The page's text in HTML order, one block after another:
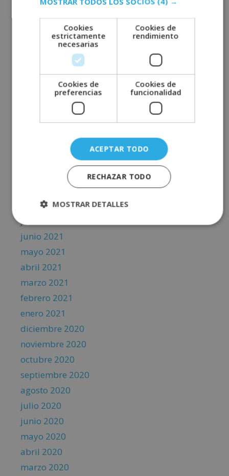
septiembre 2022
agosto 2022
julio 2022
abril 2022
marzo 2022
febrero 2022
diciembre 2021
noviembre 2021
octubre 2021
septiembre 2021
agosto 2021
julio 2021
junio 2021
mayo 2021
abril 2021
marzo 2021
febrero 2021
enero 2021
diciembre 2020
noviembre 2020
octubre 2020
septiembre 2020
agosto 2020
julio 2020
junio 2020
mayo 2020
abril 2020
marzo 2020
Cookies
estrictamente
necesarias
Cookies de
rendimiento
Cookies de
preferencias
Cookies de
funcionalidad
ACEPTAR TODO
RECHAZAR TODO
MOSTRAR DETALLES